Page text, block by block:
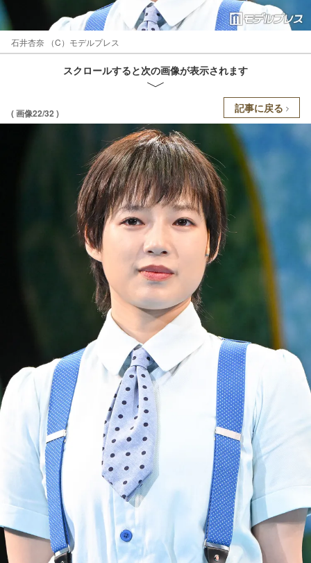
石井杏奈 （C）モデルプレス
スクロールすると次の画像が表示されます
( 画像22/32 ) 記事に戻る